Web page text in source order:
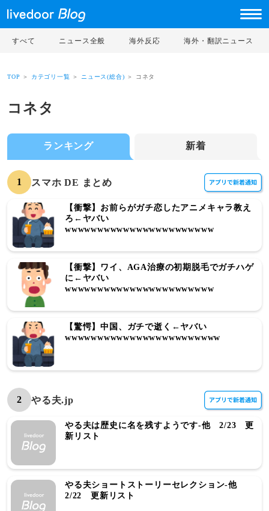
すべて ニュース全般 海外反応 海外・翻訳ニュース
TOP ＞ カテゴリ一覧 ＞ ニュース(総合) ＞ コネタ
コネタ
ランキング 新着
1 スマホ DE まとめ
【衝撃】お前らがガチ恋したアニメキャラ教え
ろ←ヤバい
wwwwwwwwwwwwwwwwwwwwwww
【衝撃】ワイ、AGA治療の初期脱毛でガチハゲ
に←ヤバい
wwwwwwwwwwwwwwwwwwwwwww
【驚愕】中国、ガチで逝く←ヤバい
wwwwwwwwwwwwwwwwwwwwwwww
2 やる夫.jp
やる夫は歴史に名を残すようです-他 2/23 更
新リスト
やる夫ショートストーリーセレクション-他
2/22 更新リスト